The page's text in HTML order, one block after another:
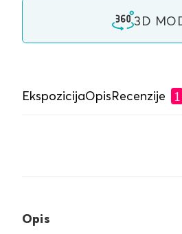
3D
EkspozicijaOpisRecenzije 1
Opis